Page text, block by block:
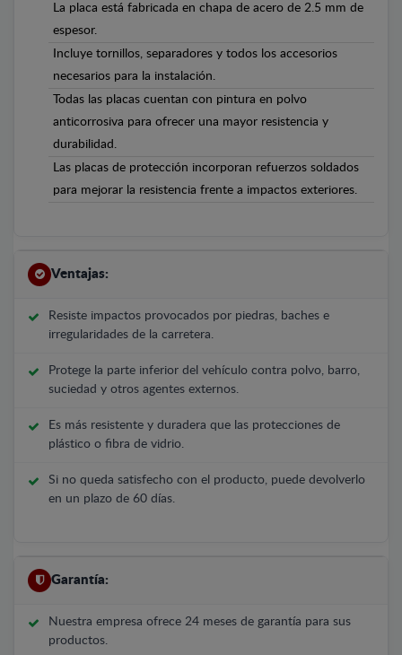
La placa está fabricada en chapa de acero de 2.5 mm de
espesor.
Incluye tornillos, separadores y todos los accesorios
necesarios para la instalación.
Todas las placas cuentan con pintura en polvo
anticorrosiva para ofrecer una mayor resistencia y
durabilidad.
Las placas de protección incorporan refuerzos soldados
para mejorar la resistencia frente a impactos exteriores.
Ventajas:
Resiste impactos provocados por piedras, baches e
irregularidades de la carretera.
Protege la parte inferior del vehículo contra polvo, barro,
suciedad y otros agentes externos.
Es más resistente y duradera que las protecciones de
plástico o fibra de vidrio.
Si no queda satisfecho con el producto, puede devolverlo
en un plazo de 60 días.
Garantía:
Nuestra empresa ofrece 24 meses de garantía para sus
productos.